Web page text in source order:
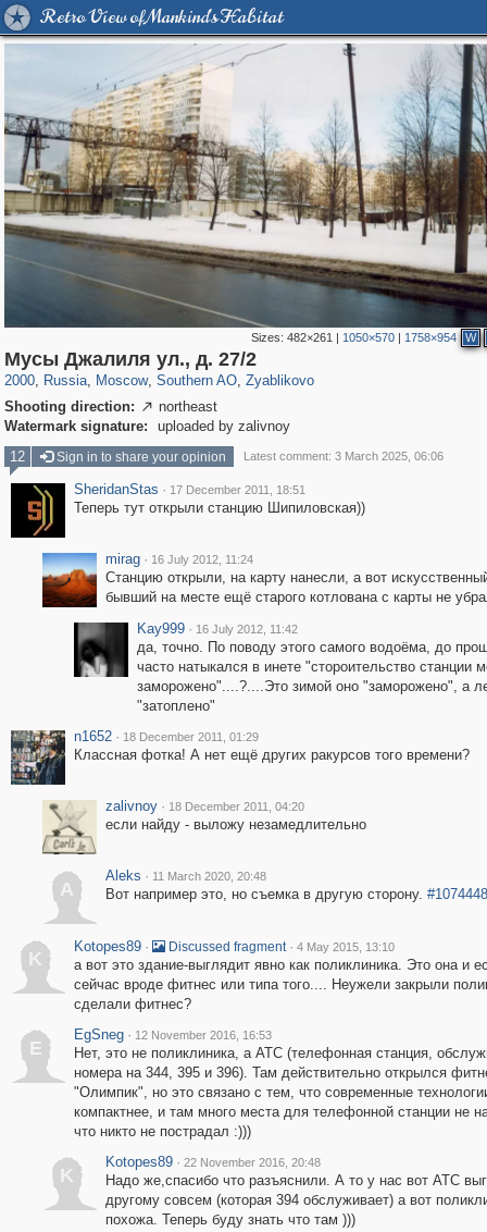
Retro View of Mankind's Habitat
Sizes:482×261 | 1050×570 | 1758×954 W
Мусы Джалиля ул., д. 27/2
2000, Russia
1,407,375 29,248
, Moscow
319,882 8,286
, Southern AO
21,648 390
, Zyablikovo
314
Shooting direction:  northeast
Watermark signature:
uploaded by zalivnoy
12
Sign in to share your opinion Latest comment: 3 March 2025, 06:06
SheridanStas · 17 December 2011, 18:51
Теперь тут открыли станцию Шипиловская))
mirag · 16 July 2012, 11:24
Станцию открыли, на карту нанесли, а вот
бывший на месте ещё старого котлована с карты не
Kay999 · 16 July 2012, 11:42
да, точно. По поводу этого самого водоёма, до
часто натыкался в инете "стороительство станции
заморожено"....?....Это зимой оно "заморожено", а
"затоплено"
n1652 · 18 December 2011, 01:29
Классная фотка! А нет ещё других ракурсов того времени?
zalivnoy · 18 December 2011, 04:20
если найду - выложу незамедлительно
A
Aleks · 11 March 2020, 20:48
Вот например это, но съемка в другую сторону. #1074448
K
Kotopes89 · Discussed fragment · 4 May 2015, 13:10
а вот это здание-выглядит явно как поликлиника. Это она и
сейчас вроде фитнес или типа того.... Неужели закрыли
сделали фитнес?
E
EgSneg · 12 November 2016, 16:53
Нет, это не поликлиника, а АТС (телефонная станция,
номера на 344, 395 и 396). Там действительно открылся
"Олимпик", но это связано с тем, что современные
компактнее, и там много места для телефонной станции не
что никто не пострадал :)))
K
Kotopes89 · 22 November 2016, 20:48
Надо же,спасибо что разъяснили. А то у нас вот АТС
другому совсем (которая 394 обслуживает) а вот
похожа. Теперь буду знать что там )))